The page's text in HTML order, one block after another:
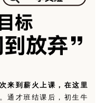
来到薪火上课，在这里
。通才班结课后，初生牛